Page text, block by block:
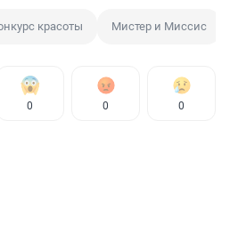
красоты Мистер и Миссис
0 0 0